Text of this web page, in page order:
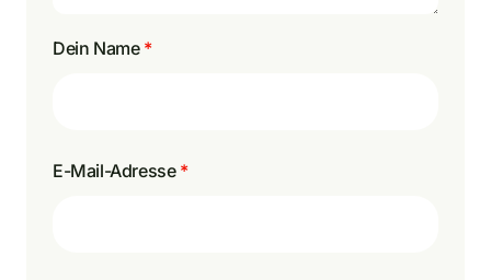
Dein Name *
E-Mail-Adresse *